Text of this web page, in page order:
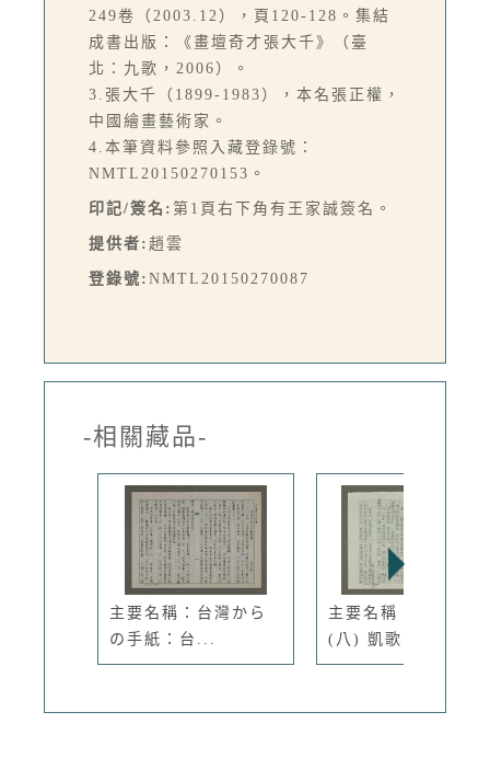
249卷（2003.12），頁120-128。集結
成書出版：《畫壇奇才張大千》（臺
北：九歌，2006）。
3.張大千（1899-1983），本名張正權，
中國繪畫藝術家。
4.本筆資料參照入藏登錄號：
NMTL20150270153。
印記/簽名: 第1頁右下角有王家誠簽名。
提供者: 趙雲
登錄號: NMTL20150270087
-相關藏品-
主要名稱：台灣から
の手紙：台...
主要名稱：徐渭傳：
(八) 凱歌